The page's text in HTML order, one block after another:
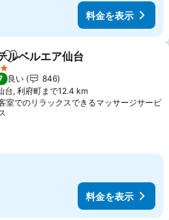
料金を表示
アお気に入りに追加
ルベルエア仙台
ルのランク
良い
846
台, 利府町まで12.4 km
室でのリラックスできるマッサージサービ
料金を表示